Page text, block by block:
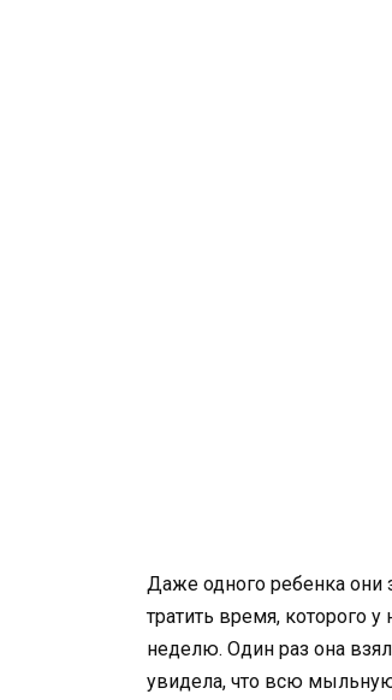
Даже одного ребенка они
тратить время, которого
неделю. Один раз она
увидела, что всю мыльную